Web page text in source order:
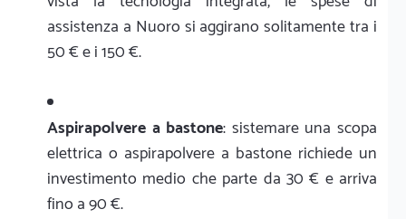
assistenza a Nuoro si aggirano solitamente tra i
50 € e i 150 €.
Aspirapolvere a bastone: sistemare una scopa
elettrica o aspirapolvere a bastone richiede un
investimento medio che parte da 30 € e arriva
fino a 90 €.